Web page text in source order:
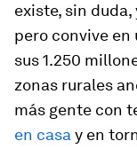
existe, sin
pero convive en
sus 1.250
zonas rurales
más gente con
en casa y en